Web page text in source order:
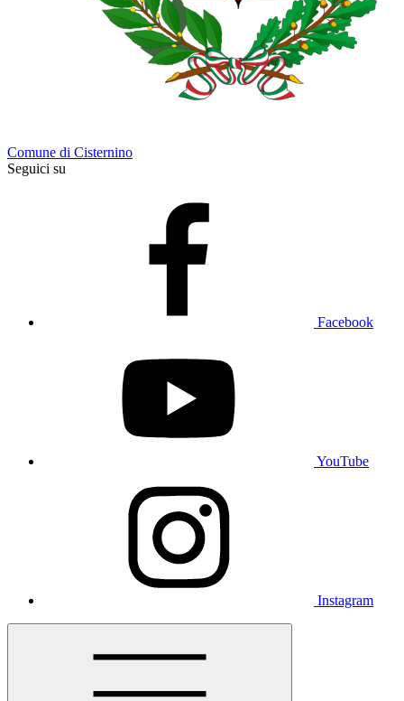
Comune di Cisternino
Seguici su
Facebook
YouTube
Instagram